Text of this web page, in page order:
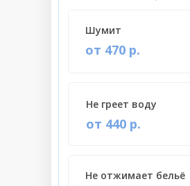
от 470 р.
Шумит
от 440 р.
Не греет воду
Не отжимает бельё